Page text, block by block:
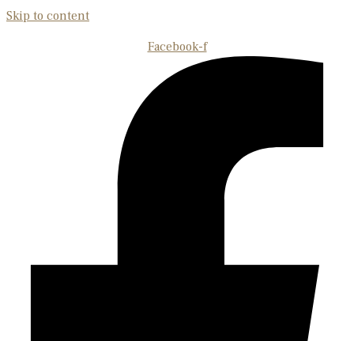
Skip to content
Facebook-f